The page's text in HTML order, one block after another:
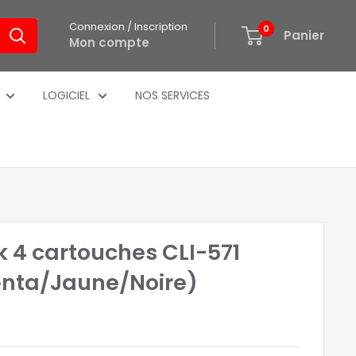
Connexion / Inscription
Mon compte
0 Panier
LOGICIEL NOS SERVICES
4 cartouches CLI-571
Jaune/Noire)